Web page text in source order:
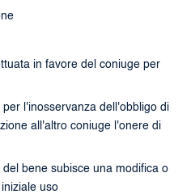
in favore del coniuge per
l'inosservanza dell'obbligo di
all'altro coniuge l'onere di
del bene subisce una modifica o
uso